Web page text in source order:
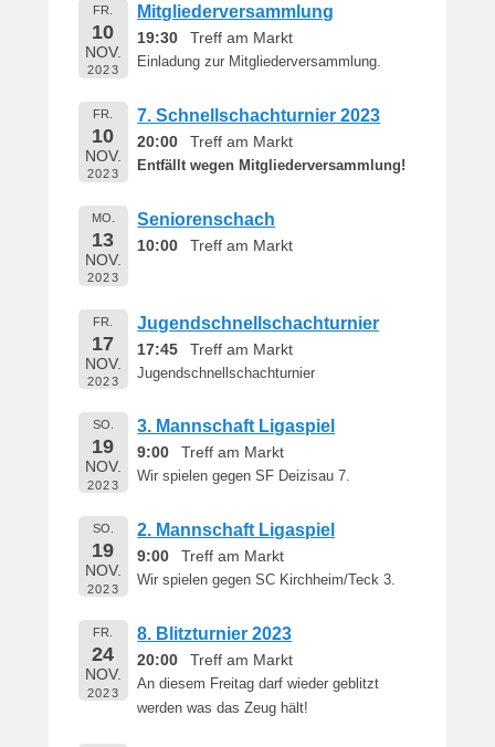
FR.
10
NOV.
2023
Mitgliederversammlung
19:30 Treff am Markt
Einladung zur Mitgliederversammlung.
FR.
10
NOV.
2023
7. Schnellschachturnier 2023
20:00 Treff am Markt
Entfällt wegen Mitgliederversammlung!
MO.
13
NOV.
2023
Seniorenschach
10:00 Treff am Markt
FR.
17
NOV.
2023
Jugendschnellschachturnier
17:45 Treff am Markt
Jugendschnellschachturnier
SO.
19
NOV.
2023
3. Mannschaft Ligaspiel
9:00 Treff am Markt
Wir spielen gegen SF Deizisau 7.
SO.
19
NOV.
2023
2. Mannschaft Ligaspiel
9:00 Treff am Markt
Wir spielen gegen SC Kirchheim/Teck 3.
FR.
24
NOV.
2023
8. Blitzturnier 2023
20:00 Treff am Markt
An diesem Freitag darf wieder geblitzt
werden was das Zeug hält!